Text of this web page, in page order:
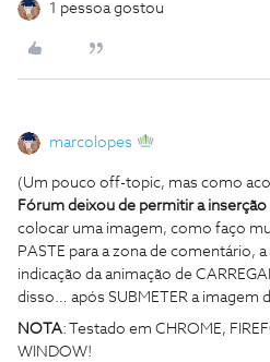
1 pessoa gostou
marcolopes
(Um pouco off-topic, mas como
Fórum deixou de permitir a inserção
colocar uma imagem, como faço
PASTE para a zona de comentário,
indicação da animação de
disso… após SUBMETER a imagem
NOTA: Testado em CHROME,
WINDOW!